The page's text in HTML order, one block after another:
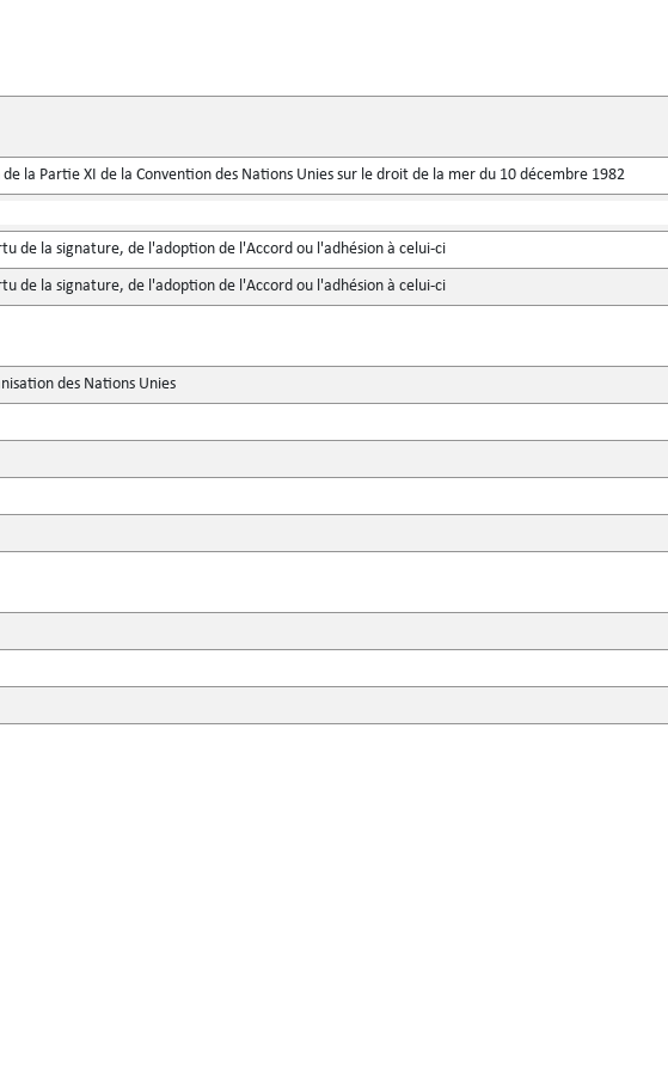
la Partie XI de la Convention des Nations Unies sur le droit de la mer du 10 décembre 1982
de la signature, de l'adoption de l'Accord ou l'adhésion à celui-ci
de la signature, de l'adoption de l'Accord ou l'adhésion à celui-ci
des Nations Unies